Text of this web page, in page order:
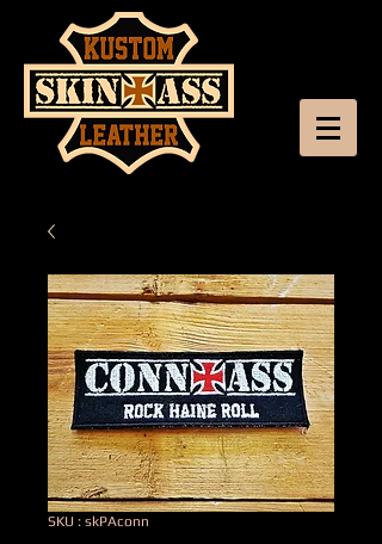
SKU : skPAconn